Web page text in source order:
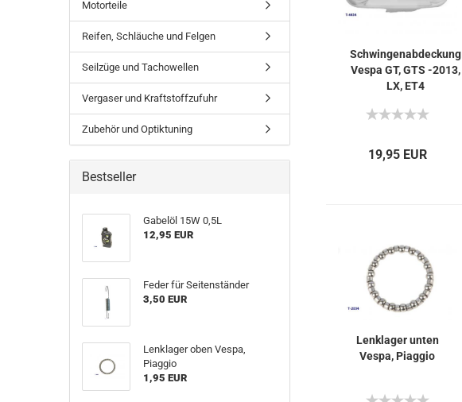
Schwingenabdeckung
Vespa GT, GTS -2013,
LX, ET4
19,95 EUR
Lenklager unten
Vespa, Piaggio
Motorteile
Reifen, Schläuche und Felgen
Seilzüge und Tachowellen
Vergaser und Kraftstoffzufuhr
Zubehör und Optiktuning
Bestseller
Gabelöl 15W 0,5L
12,95 EUR
Feder für Seitenständer
3,50 EUR
Lenklager oben Vespa,
Piaggio
1,95 EUR